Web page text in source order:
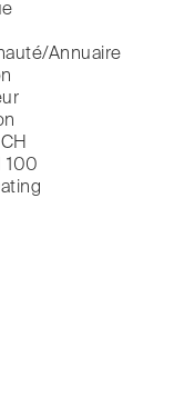
Annuaire
100